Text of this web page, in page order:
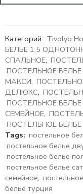
Категорий: Tivolyo
БЕЛЬЕ 1,5
СПАЛЬНОЕ,
ПОСТЕЛЬНОЕ БЕЛЬЕ
МАКСИ,
ДЕЛЮКС,
ПОСТЕЛЬНОЕ
СЕМЕЙНОЕ,
ПОСТЕЛЬНОЕ
Tags: постельное
постельное белье
постельное белье
постельное белье
семейное,
белье турция